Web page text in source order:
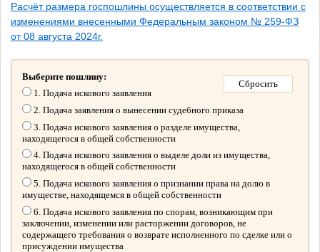
Расчёт размера госпошлины осуществляется в соответствии с
изменениями внесенными Федеральным законом № 259-ФЗ
от 08 августа 2024г.
Выберите пошлину:
1. Подача искового заявления
2. Подача заявления о вынесении судебного приказа
3. Подача искового заявления о разделе имущества,
находящегося в общей собственности
4. Подача искового заявления о выделе доли из имущества,
находящегося в общей собственности
5. Подача искового заявления о признании права на долю в
имуществе, находящемся в общей собственности
6. Подача искового заявления по спорам, возникающим при
заключении, изменении или расторжении договоров, не
содержащего требования о возврате исполненного по сделке или о
присуждении имущества